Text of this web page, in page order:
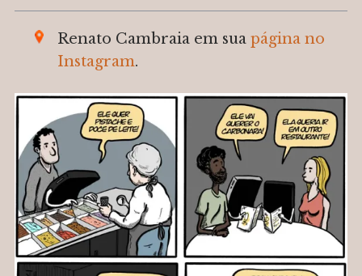
Renato Cambraia em sua página no
Instagram.